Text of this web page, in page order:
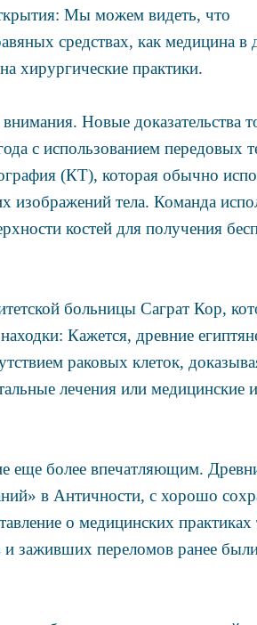
Мы можем видеть, что
средствах, как медицина в
хирургические практики.
Новые доказательства
с использованием передовых
(КТ), которая обычно
изображений тела. Команда
костей для получения
больницы Саграт Кор,
Кажется, древние
раковых клеток,
лечения или медицинские
еще более впечатляющим.
в Античности, с хорошо
о медицинских практиках
и заживших переломов ранее